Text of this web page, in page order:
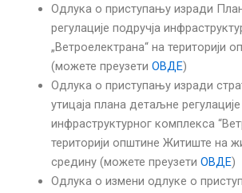
Одлука о приступању изради
регулације подручја
„Ветроелектрана“ на територији
(можете преузети ОВДЕ)
Одлука о приступању изради
утицаја плана детаљне регулације
инфраструктурног комплекса
територији општине Житиште на
средину (можете преузети ОВДЕ)
Одлука о измени одлуке о